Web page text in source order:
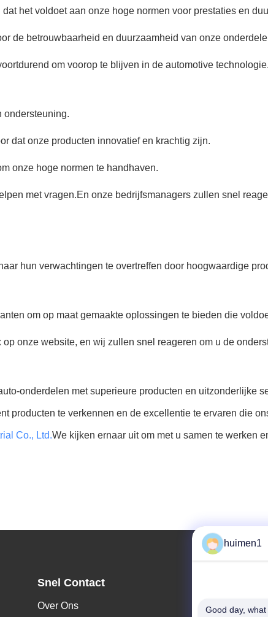
het voldoet aan onze hoge normen voor prestaties en
de betrouwbaarheid en duurzaamheid van onze
om voorop te blijven in de automotive technologie.
ondersteuning.
dat onze producten innovatief en krachtig zijn.
onze hoge normen te handhaven.
met vragen.En onze bedrijfsmanagers zullen snel
hun verwachtingen te overtreffen door hoogwaardige
om op maat gemaakte oplossingen te bieden die
onze website, en wij zullen snel reageren om u de
onderdelen met superieure producten en uitzonderlijke
producten te verkennen en de excellentie te ervaren die
Co., Ltd.We kijken ernaar uit om met u samen te werken
Snel Contact
Over Ons Adres
huimen1
Good day,